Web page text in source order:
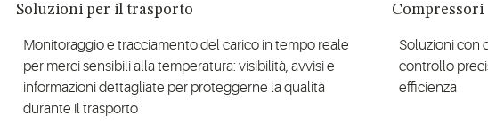
Soluzioni per il trasporto
Monitoraggio e tracciamento del carico in tempo reale
per merci sensibili alla temperatura: visibilità, avvisi e
informazioni dettagliate per proteggerne la qualità
durante il trasporto
Compressori
Soluzioni con
controllo
efficienza